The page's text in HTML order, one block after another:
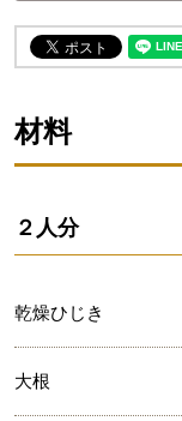
材料
２人分
乾燥ひじき
大根